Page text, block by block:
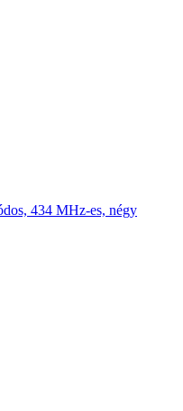
434 MHz-es, négy